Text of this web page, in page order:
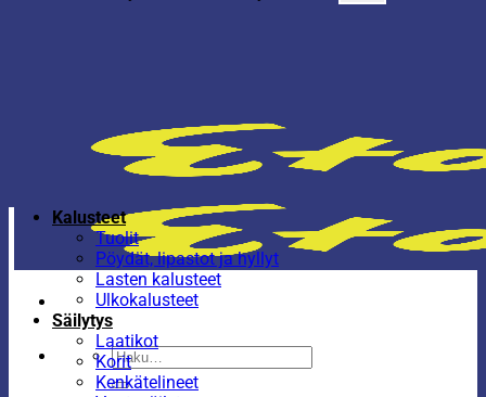
Etsi:
Kalusteet
Tuolit
Pöydät, lipastot ja hyllyt
Lasten kalusteet
Ulkokalusteet
Säilytys
Laatikot
Korit
Kenkätelineet